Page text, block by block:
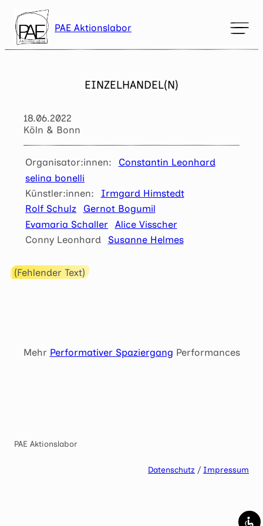
zoom_in Zoom in
remove_circle_outline Decrease font
add_circle_outline Increase font
Readable font
brightness_high Bright contrast
brightness_low Dark contrast
font_download Mark links
Zum
Inhalt
springen
PAE Aktionslabor
EINZELHANDEL(N)
18.06.2022
Köln & Bonn
Organisator:innen:
Constantin Leonhard
selina bonelli
Künstler:innen:
Irmgard Himstedt
Rolf Schulz
Gernot Bogumil
Evamaria Schaller Alice Visscher
Conny Leonhard
Susanne Helmes
(Fehlender Text)
Mehr Performativer Spaziergang Performances
PAE Aktionslabor
Datenschutz / Impressum